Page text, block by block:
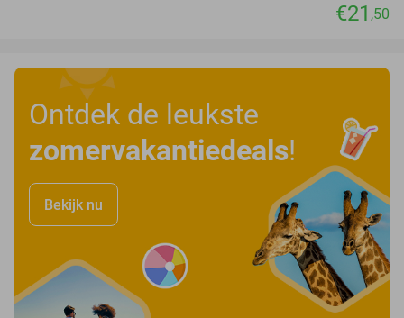
€21 ,50
Ontdek de leukste
zomervakantiedeals!
Bekijk nu